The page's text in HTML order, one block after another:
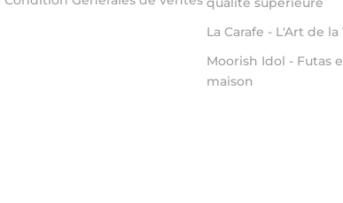
La Carafe - L'Art de la
Moorish Idol - Futas
maison